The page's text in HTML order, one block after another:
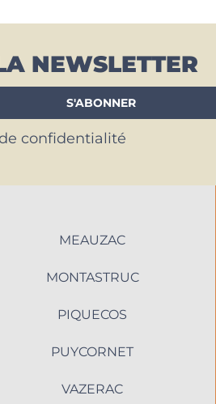
NEWSLETTER
confidentialité
MEAUZAC
MONTASTRUC
PIQUECOS
PUYCORNET
VAZERAC